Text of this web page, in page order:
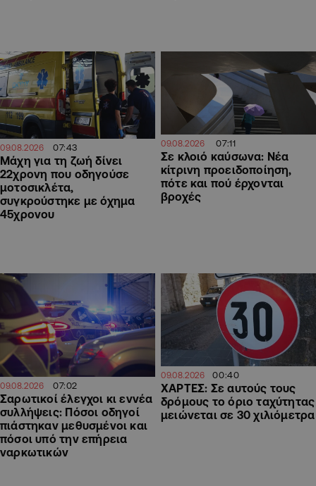
09.08.2026 07:43
Μάχη για τη ζωή δίνει
22χρονη που οδηγούσε
μοτοσικλέτα,
συγκρούστηκε με όχημα
45χρονου
09.08.2026 07:11
Σε κλοιό καύσωνα: Νέα
κίτρινη προειδοποίηση,
πότε και πού έρχονται
βροχές
09.08.2026 07:02
Σαρωτικοί έλεγχοι κι εννέα
συλλήψεις: Πόσοι οδηγοί
πιάστηκαν μεθυσμένοι και
πόσοι υπό την επήρεια
ναρκωτικών
09.08.2026 00:40
ΧΑΡΤΕΣ: Σε αυτούς τους
δρόμους το όριο ταχύτητας
μειώνεται σε 30 χιλιόμετρα